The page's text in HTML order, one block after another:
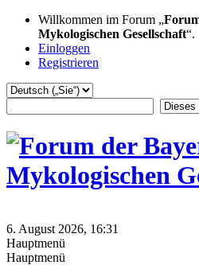
Willkommen im Forum „
Mykologischen Gesellschaft“.
Einloggen
Registrieren
6. August 2026, 16:31
Hauptmenü
Hauptmenü